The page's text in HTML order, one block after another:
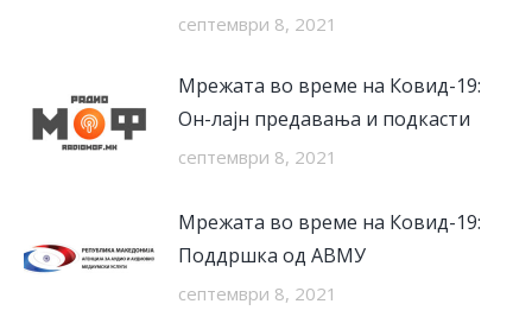
септември 8, 2021
Мрежата во време на Ковид-19:
Он-лајн предавања и подкасти
септември 8, 2021
Мрежата во време на Ковид-19:
Поддршка од АВМУ
септември 8, 2021